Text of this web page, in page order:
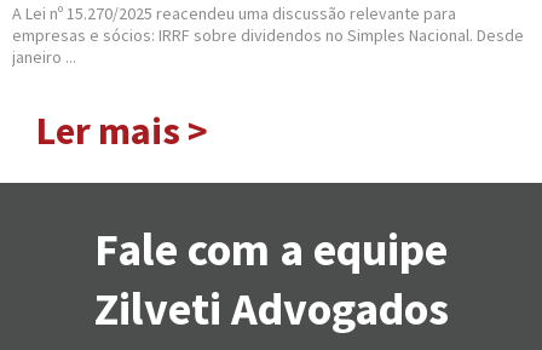
A Lei nº 15.270/2025 reacendeu uma discussão relevante para
empresas e sócios: IRRF sobre dividendos no Simples Nacional. Desde
janeiro ...
Ler mais >
Fale com a equipe
Zilveti Advogados